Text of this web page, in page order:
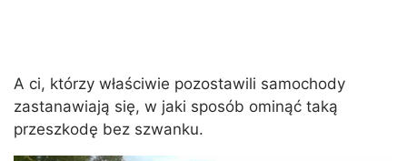
A ci, którzy właściwie pozostawili samochody
zastanawiają się, w jaki sposób ominąć taką
przeszkodę bez szwanku.